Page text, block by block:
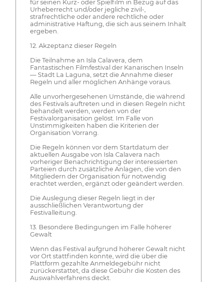
für seinen Kurz- oder Spielfilm in Bezug auf das
Urheberrecht und/oder jegliche zivil-,
strafrechtliche oder andere rechtliche oder
administrative Haftung, die sich aus seinem Inhalt
ergeben.
12. Akzeptanz dieser Regeln
Die Teilnahme an Isla Calavera, dem
Fantastischen Filmfestival der Kanarischen Inseln
— Stadt La Laguna, setzt die Annahme dieser
Regeln und aller möglichen Anhänge voraus.
Alle unvorhergesehenen Umstände, die während
des Festivals auftreten und in diesen Regeln nicht
behandelt werden, werden von der
Festivalorganisation gelöst. Im Falle von
Unstimmigkeiten haben die Kriterien der
Organisation Vorrang.
Die Regeln können vor dem Startdatum der
aktuellen Ausgabe von Isla Calavera nach
vorheriger Benachrichtigung der interessierten
Parteien durch zusätzliche Anlagen, die von den
Mitgliedern der Organisation für notwendig
erachtet werden, ergänzt oder geändert werden.
Die Auslegung dieser Regeln liegt in der
ausschließlichen Verantwortung der
Festivalleitung.
13. Besondere Bedingungen im Falle höherer
Gewalt
Wenn das Festival aufgrund höherer Gewalt nicht
vor Ort stattfinden konnte, wird die über die
Plattform gezahlte Anmeldegebühr nicht
zurückerstattet, da diese Gebühr die Kosten des
Auswahlverfahrens deckt.